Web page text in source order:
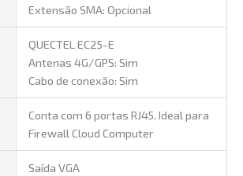
Extensão SMA: Opcional
QUECTEL EC25-E
Antenas 4G/GPS: Sim
Cabo de conexão: Sim
Conta com 6 portas RJ45. Ideal para
Firewall Cloud Computer
Saída VGA